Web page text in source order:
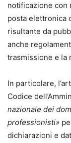
notificazione con
posta elettronica
risultante da
anche
trasmissione e la
In particolare,
Codice
nazionale dei
professionisti»
dichiarazioni e